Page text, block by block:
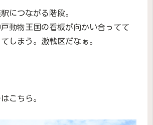
につながる階段。
動物王国の看板が向かい合ってて
しまう。激戦区だなぁ。
こちら。